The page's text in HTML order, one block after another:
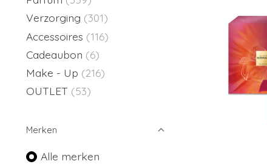
Verzorging (301)
Accessoires (116)
Cadeaubon (6)
Make - Up (216)
OUTLET (53)
Merken
Alle merken